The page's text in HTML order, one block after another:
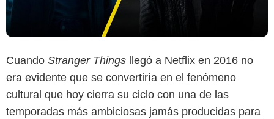
Cuando Stranger Things llegó a Netflix en 2016 no
era evidente que se convertiría en el fenómeno
cultural que hoy cierra su ciclo con una de las
temporadas más ambiciosas jamás producidas para